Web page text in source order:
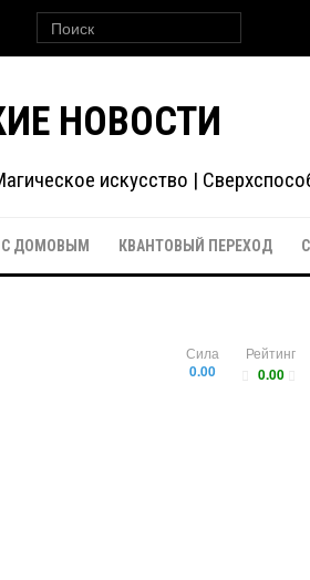
НОВОСТИ
искусство |
С ДОМОВЫМ КВАНТОВЫЙ ПЕРЕХОД
Рейтинг
0.00
Сила
0.00